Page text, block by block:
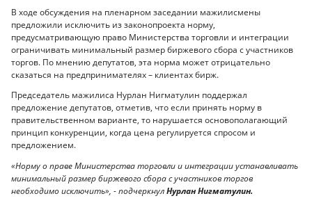
В ходе обсуждения на пленарном заседании мажилисмены
предложили исключить из законопроекта норму,
предусматривающую право Министерства торговли и интеграции
ограничивать минимальный размер биржевого сбора с участников
торгов. По мнению депутатов, эта норма может отрицательно
сказаться на предпринимателях – клиентах бирж.
Председатель мажилиса Нурлан Нигматулин поддержал
предложение депутатов, отметив, что если принять норму в
правительственном варианте, то нарушается основополагающий
принцип конкуренции, когда цена регулируется спросом и
предложением.
«Норму о праве Министерства торговли и интеграции устанавливать
минимальный размер биржевого сбора с участников торгов
необходимо исключить», - подчеркнулНурлан Нигматулин.